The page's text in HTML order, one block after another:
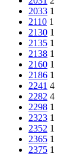
2033 1
2110 1
2130 1
2135 1
2138 1
2160 1
2186 1
2241 4
2282 4
2298 1
2323 1
2352 1
2365 1
2375 1